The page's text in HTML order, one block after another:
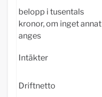
belopp i tusentals
kronor, om inget annat
anges
Intäkter
Driftnetto